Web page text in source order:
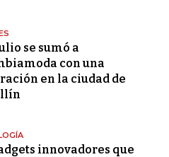
se sumó a
con una
en la ciudad de
innovadores que